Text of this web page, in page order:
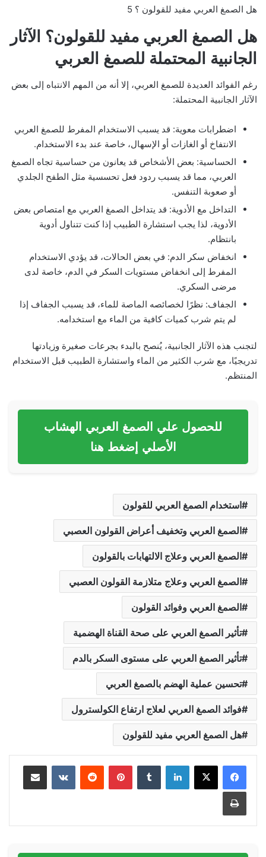
هل الصمغ العربي مفيد للقولون ؟ 5
هل الصمغ العربي مفيد للقولون؟ الآثار
الجانبية المحتملة للصمغ العربي
رغم الفوائد العديدة للصمغ العربي، إلا أنه من المهم الانتباه إلى بعض
الآثار الجانبية المحتملة:
اضطرابات معوية: قد يسبب الاستخدام المفرط للصمغ العربي
الانتفاخ أو الغازات أو الإسهال، خاصة عند بدء الاستخدام.
الحساسية: بعض الأشخاص قد يعانون من حساسية تجاه الصمغ
العربي، مما قد يسبب ردود فعل تحسسية مثل الطفح الجلدي
أو صعوبة التنفس.
التداخل مع الأدوية: قد يتداخل الصمغ العربي مع امتصاص بعض
الأدوية، لذا يجب استشارة الطبيب إذا كنت تتناول أدوية
بانتظام.
انخفاض سكر الدم: في بعض الحالات، قد يؤدي الاستخدام
المفرط إلى انخفاض مستويات السكر في الدم، خاصة لدى
مرضى السكري.
الجفاف: نظرًا لخصائصه الماصة للماء، قد يسبب الجفاف إذا
لم يتم شرب كميات كافية من الماء مع استخدامه.
لتجنب هذه الآثار الجانبية، يُنصح بالبدء بجرعات صغيرة وزيادتها
تدريجيًا، مع شرب الكثير من الماء واستشارة الطبيب قبل الاستخدام
المنتظم.
للحصول علي الصمغ العربي الهشاب
الأصلي إضغط هنا
استخدام الصمغ العربي للقولون
الصمغ العربي وتخفيف أعراض القولون العصبي
الصمغ العربي وعلاج الالتهابات بالقولون
الصمغ العربي وعلاج متلازمة القولون العصبي
الصمغ العربي وفوائد القولون
تأثير الصمغ العربي على صحة القناة الهضمية
تأثير الصمغ العربي على مستوى السكر بالدم
تحسين عملية الهضم بالصمغ العربي
فوائد الصمغ العربي لعلاج ارتفاع الكولسترول
هل الصمغ العربي مفيد للقولون
لينكدإن بينتيريست مشاركة عبر البريد
طباعة